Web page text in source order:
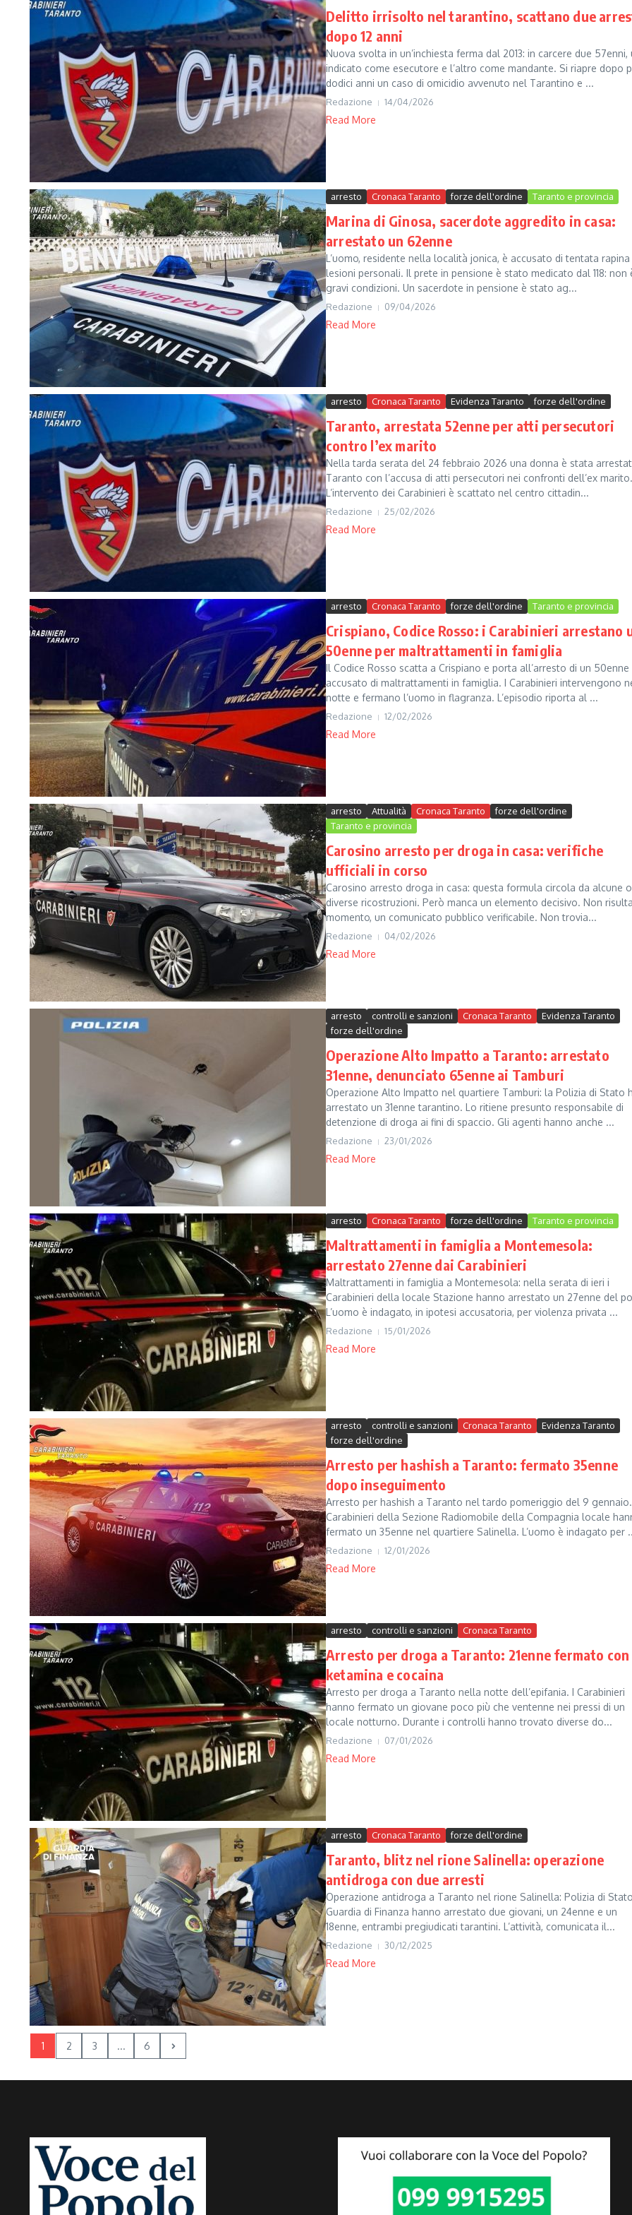
Delitto irrisolto nel tarantino, scattano due
dopo 12 anni
Nuova svolta in un’inchiesta ferma dal 2013: in carcere due 57enni,
indicato come esecutore e l’altro come mandante. Si riapre dopo
dodici anni un caso di omicidio avvenuto nel Tarantino e ...
Redazione 14/04/2026
Read More
arresto Cronaca Taranto forze dell'ordine Taranto e provincia
Marina di Ginosa, sacerdote aggredito in casa:
arrestato un 62enne
L’uomo, residente nella località jonica, è accusato di tentata rapina
lesioni personali. Il prete in pensione è stato medicato dal 118: non
gravi condizioni. Un sacerdote in pensione è stato ag...
Redazione 09/04/2026
Read More
arresto Cronaca Taranto Evidenza Taranto forze dell'ordine
Taranto, arrestata 52enne per atti persecutori
contro l’ex marito
Nella tarda serata del 24 febbraio 2026 una donna è stata
Taranto con l’accusa di atti persecutori nei confronti dell’ex marito.
L’intervento dei Carabinieri è scattato nel centro cittadin...
Redazione 25/02/2026
Read More
arresto Cronaca Taranto forze dell'ordine Taranto e provincia
Crispiano, Codice Rosso: i Carabinieri arrestano
50enne per maltrattamenti in famiglia
Il Codice Rosso scatta a Crispiano e porta all’arresto di un 50enne
accusato di maltrattamenti in famiglia. I Carabinieri intervengono
notte e fermano l’uomo in flagranza. L’episodio riporta al ...
Redazione 12/02/2026
Read More
arresto Attualità Cronaca Taranto
forze dell'ordine
Taranto e provincia
Carosino arresto per droga in casa: verifiche
ufficiali in corso
Carosino arresto droga in casa: questa formula circola da alcune
diverse ricostruzioni. Però manca un elemento decisivo. Non
momento, un comunicato pubblico verificabile. Non trovia...
Redazione 04/02/2026
Read More
arresto controlli e sanzioni Cronaca Taranto
Evidenza Taranto
forze dell'ordine
Operazione Alto Impatto a Taranto: arrestato
31enne, denunciato 65enne ai Tamburi
Operazione Alto Impatto nel quartiere Tamburi: la Polizia di Stato
arrestato un 31enne tarantino. Lo ritiene presunto responsabile di
detenzione di droga ai fini di spaccio. Gli agenti hanno anche ...
Redazione 23/01/2026
Read More
arresto Cronaca Taranto forze dell'ordine Taranto e provincia
Maltrattamenti in famiglia a Montemesola:
arrestato 27enne dai Carabinieri
Maltrattamenti in famiglia a Montemesola: nella serata di ieri i
Carabinieri della locale Stazione hanno arrestato un 27enne del
L’uomo è indagato, in ipotesi accusatoria, per violenza privata ...
Redazione 15/01/2026
Read More
arresto controlli e sanzioni Cronaca Taranto
Evidenza Taranto
forze dell'ordine
Arresto per hashish a Taranto: fermato 35enne
dopo inseguimento
Arresto per hashish a Taranto nel tardo pomeriggio del 9
Carabinieri della Sezione Radiomobile della Compagnia locale
fermato un 35enne nel quartiere Salinella. L’uomo è indagato per
Redazione 12/01/2026
Read More
arresto controlli e sanzioni Cronaca Taranto
Arresto per droga a Taranto: 21enne fermato con
ketamina e cocaina
Arresto per droga a Taranto nella notte dell’epifania. I Carabinieri
hanno fermato un giovane poco più che ventenne nei pressi di un
locale notturno. Durante i controlli hanno trovato diverse do...
Redazione 07/01/2026
Read More
arresto Cronaca Taranto forze dell'ordine
Taranto, blitz nel rione Salinella: operazione
antidroga con due arresti
Operazione antidroga a Taranto nel rione Salinella: Polizia di
Guardia di Finanza hanno arrestato due giovani, un 24enne e un
18enne, entrambi pregiudicati tarantini. L’attività, comunicata il...
Redazione 30/12/2025
Read More
1 2 3 ... 6